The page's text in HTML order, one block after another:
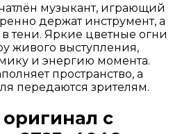
музыкант, играющий
держат инструмент, а
тени. Яркие цветные огни
живого выступления,
и энергию момента.
пространство, а
передаются зрителям.
оригинал с